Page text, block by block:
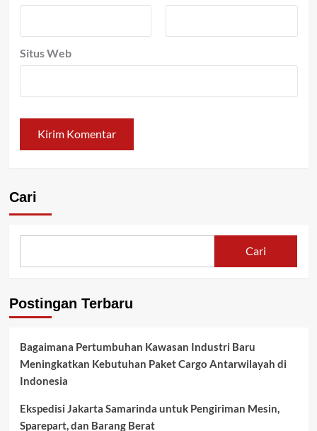
Situs Web
Cari
Cari
Postingan Terbaru
Bagaimana Pertumbuhan Kawasan Industri Baru
Meningkatkan Kebutuhan Paket Cargo Antarwilayah di
Indonesia
Ekspedisi Jakarta Samarinda untuk Pengiriman Mesin,
Sparepart, dan Barang Berat